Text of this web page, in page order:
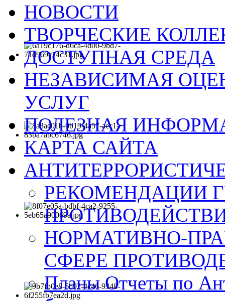
НОВОСТИ
ТВОРЧЕСКИЕ
ДОСТУПНАЯ СРЕДА
НЕЗАВИСИМАЯ
УСЛУГ
ПОЛЕЗНАЯ
КАРТА САЙТА
РЕКОМЕНДАЦИИ
НОРМАТИВНО-
СФЕРЕ
Планы Отчеты по